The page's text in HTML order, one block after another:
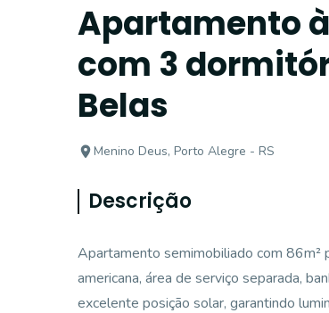
Apartamento
com 3
Belas
Menino Deus, Porto Alegre - RS
Descrição
Apartamento semimobiliado com 86m²
americana, área de serviço separada,
excelente posição solar, garantindo